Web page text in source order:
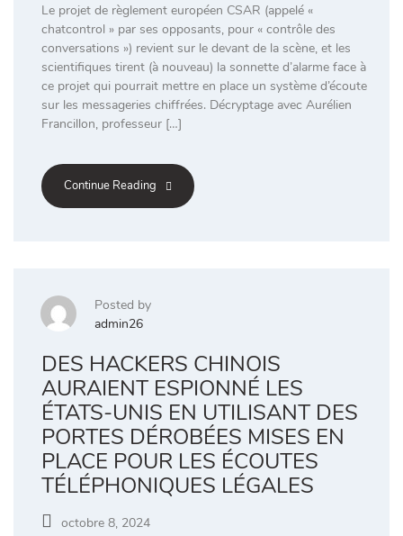
Le projet de règlement européen CSAR (appelé «
chatcontrol » par ses opposants, pour « contrôle des
conversations ») revient sur le devant de la scène, et les
scientifiques tirent (à nouveau) la sonnette d’alarme face à
ce projet qui pourrait mettre en place un système d’écoute
sur les messageries chiffrées. Décryptage avec Aurélien
Francillon, professeur […]
Continue Reading
Posted by
admin26
DES HACKERS CHINOIS
AURAIENT ESPIONNÉ LES
ÉTATS-UNIS EN UTILISANT DES
PORTES DÉROBÉES MISES EN
PLACE POUR LES ÉCOUTES
TÉLÉPHONIQUES LÉGALES
octobre 8, 2024